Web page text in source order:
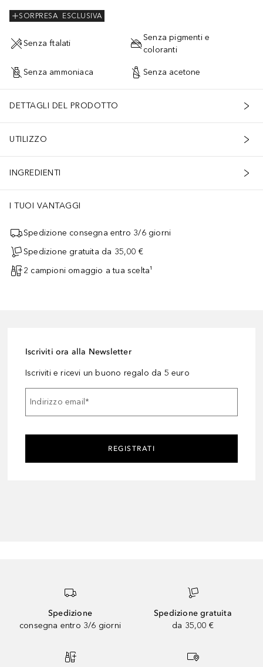
ESCLUSIVA
SORPRESA
Senza ftalati
Senza pigmenti e
coloranti
Senza ammoniaca Senza acetone
DETTAGLI DEL PRODOTTO
UTILIZZO
INGREDIENTI
I TUOI VANTAGGI
Spedizione consegna entro 3/6 giorni
Spedizione gratuita da 35,00 €
2 campioni omaggio a tua scelta¹
Iscriviti ora alla Newsletter
Iscriviti e ricevi un buono regalo da 5 euro
Indirizzo email*
REGISTRATI
Spedizione
consegna entro 3/6 giorni
Spedizione gratuita
da 35,00 €